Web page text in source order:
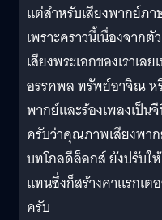
แต่สำหรับเสียงพากย์ภ
เพราะคราวนี้เนื่องจาก
เสียงพระเอกของเราเ
อรรคพล ทรัพย์อาจิณ ห
พากย์และร้องเพลงเป็น
ครับว่าคุณภาพเสียงพา
บทโกลดีล็อกส์ ยังปรับใ
แทนซึ่งก็สร้างคาแรกเต
ครับ